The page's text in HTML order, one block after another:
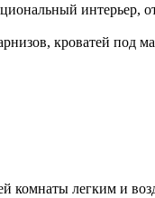
интерьер,
кроватей под
комнаты легким и